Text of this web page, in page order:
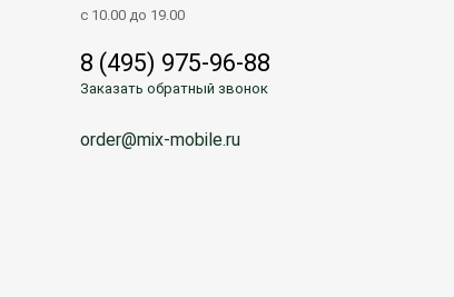
с 10.00 до 19.00
8 (495) 975-96-88
Заказать обратный звонок
order@mix-mobile.ru